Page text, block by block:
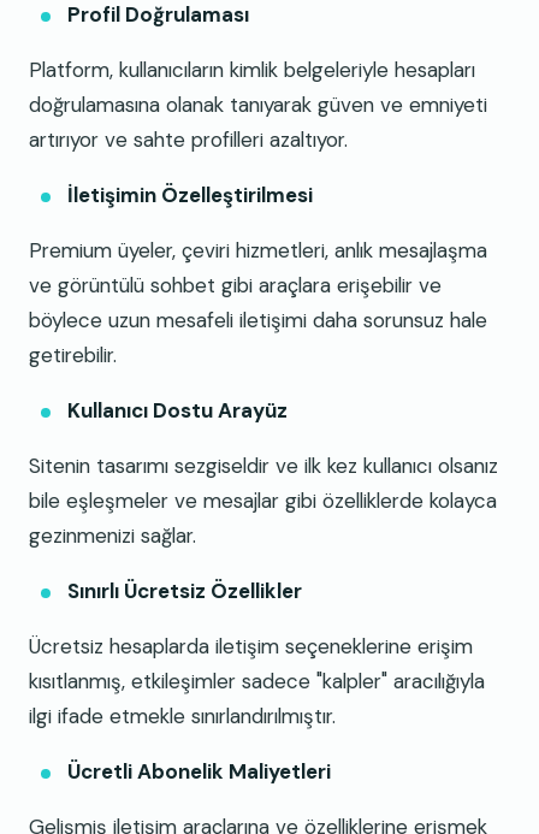
Profil Doğrulaması
Platform, kullanıcıların kimlik belgeleriyle hesapları
doğrulamasına olanak tanıyarak güven ve emniyeti
artırıyor ve sahte profilleri azaltıyor.
İletişimin Özelleştirilmesi
Premium üyeler, çeviri hizmetleri, anlık mesajlaşma
ve görüntülü sohbet gibi araçlara erişebilir ve
böylece uzun mesafeli iletişimi daha sorunsuz hale
getirebilir.
Kullanıcı Dostu Arayüz
Sitenin tasarımı sezgiseldir ve ilk kez kullanıcı olsanız
bile eşleşmeler ve mesajlar gibi özelliklerde kolayca
gezinmenizi sağlar.
Sınırlı Ücretsiz Özellikler
Ücretsiz hesaplarda iletişim seçeneklerine erişim
kısıtlanmış, etkileşimler sadece "kalpler" aracılığıyla
ilgi ifade etmekle sınırlandırılmıştır.
Ücretli Abonelik Maliyetleri
Gelişmiş iletişim araçlarına ve özelliklerine erişmek